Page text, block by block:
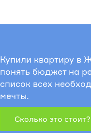
Купили квартиру в
понять бюджет на
список всех
мечты.
Сколько это стоит?